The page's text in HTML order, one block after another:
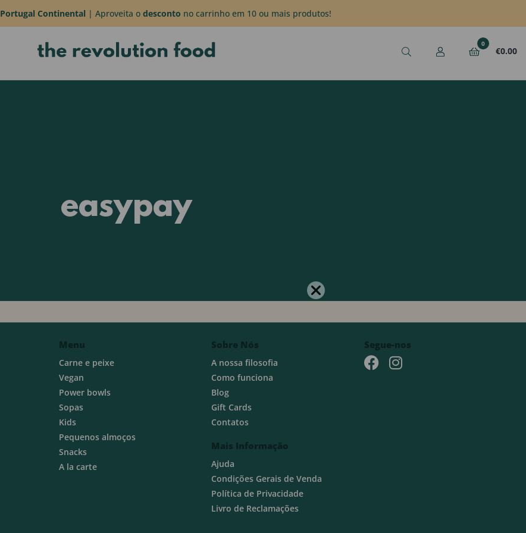
Portugal Continental | Aproveita o desconto no carrinho em 10 ou mais produtos!
0
€0.00
easypay
Menu
Carne e peixe
Vegan
Power bowls
Sopas
Kids
Pequenos almoços
Snacks
A la carte
Sobre Nós
A nossa filosofia
Como funciona
Blog
Gift Cards
Contatos
Mais Informação
Ajuda
Condições Gerais de Venda
Política de Privacidade
Livro de Reclamações
Segue-nos